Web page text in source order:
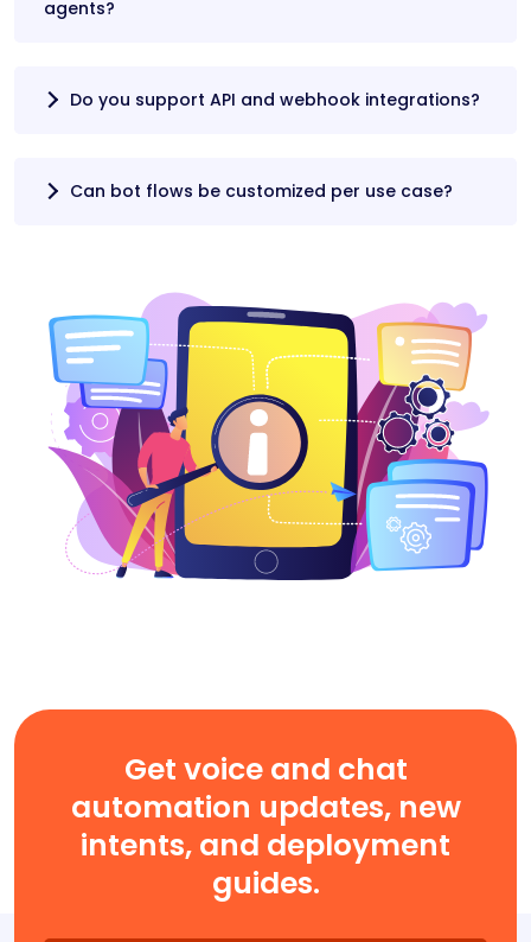
agents?
Do you support API and webhook integrations?
Can bot flows be customized per use case?
Get voice and chat
automation updates, new
intents, and deployment
guides.